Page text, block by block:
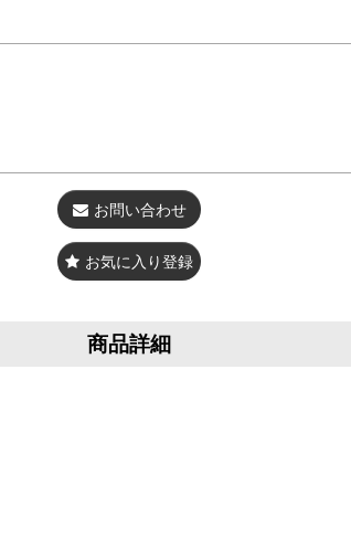
お問い合わせ
お気に入り登録
商品詳細